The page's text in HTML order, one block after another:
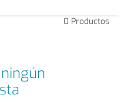
0 Productos